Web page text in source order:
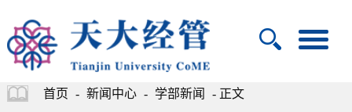
首页 - 新闻中心 - 学部新闻 - 正文